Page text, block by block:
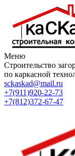
Меню
Строительство
по каркасной
sckaskad@mail.ru
+7(911)920-22-73
+7(812)372-67-47